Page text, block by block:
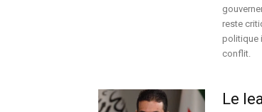
reste
politique
conflit.
Le